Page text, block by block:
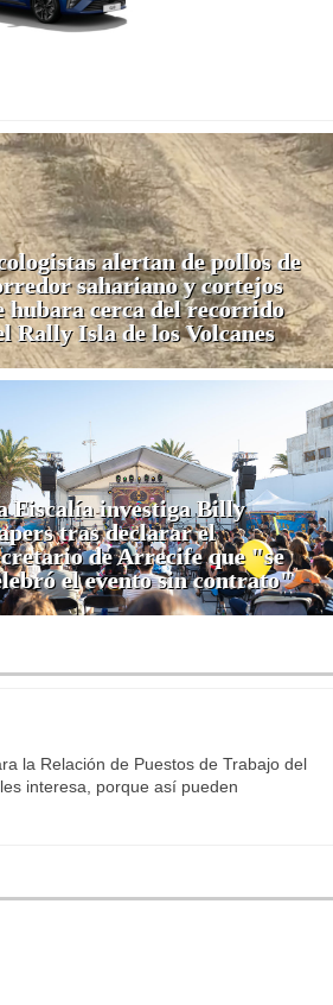
alertan de pollos de
sahariano y cortejos
hubara cerca del recorrido
Rally Isla de los Volcanes
Fiscalía investiga Billy
tras declarar el
de Arrecife que "se
el evento sin contrato"
la Relación de Puestos de Trabajo del
interesa, porque así pueden